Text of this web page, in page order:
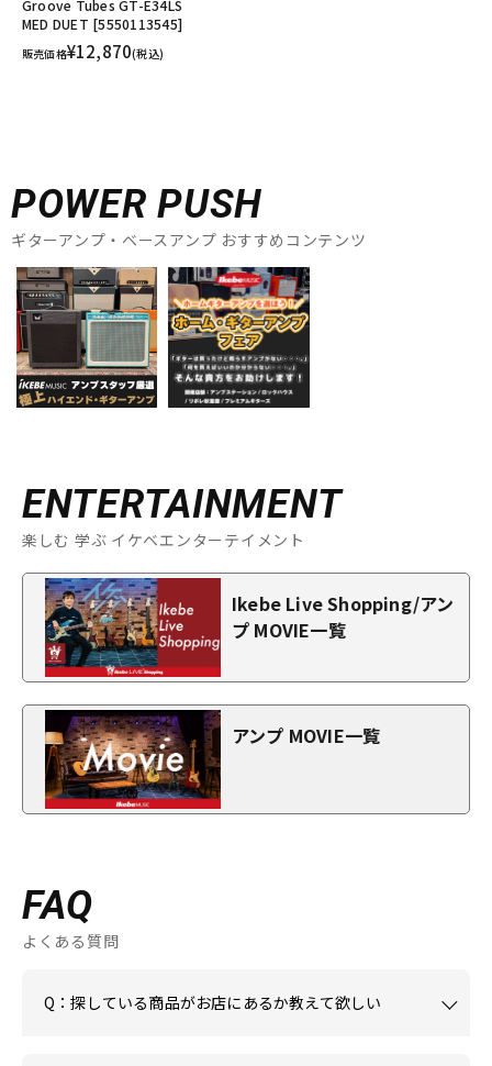
Groove Tubes GT-E34LS
MED DUET [5550113545]
販売価格¥12,870(税込)
POWER PUSH
ギターアンプ・ベースアンプ おすすめコンテンツ
ENTERTAINMENT
楽しむ 学ぶ イケベエンターテイメント
Ikebe Live Shopping/アン
プ MOVIE一覧
アンプ MOVIE一覧
FAQ
よくある質問
Q：探している商品がお店にあるか教えて欲しい